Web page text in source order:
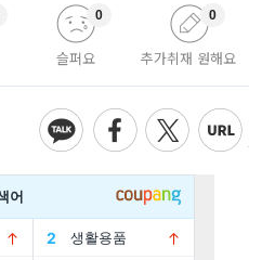
슬퍼요
0
추가취재 원해요
0